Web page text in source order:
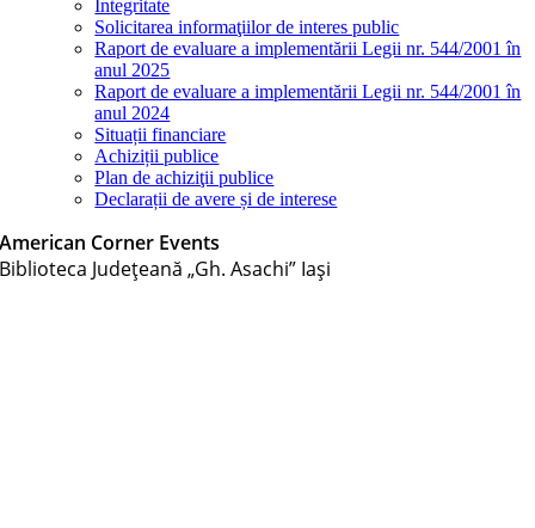
Integritate
Solicitarea informaţiilor de interes public
Raport de evaluare a implementării Legii nr. 544/2001 în
anul 2025
Raport de evaluare a implementării Legii nr. 544/2001 în
anul 2024
Situații financiare
Achiziții publice
Plan de achiziţii publice
Declarații de avere și de interese
American Corner Events
Biblioteca Judeţeană „Gh. Asachi” Iaşi